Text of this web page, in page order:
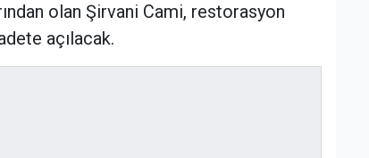
olan Şirvani Cami, restorasyon
açılacak.